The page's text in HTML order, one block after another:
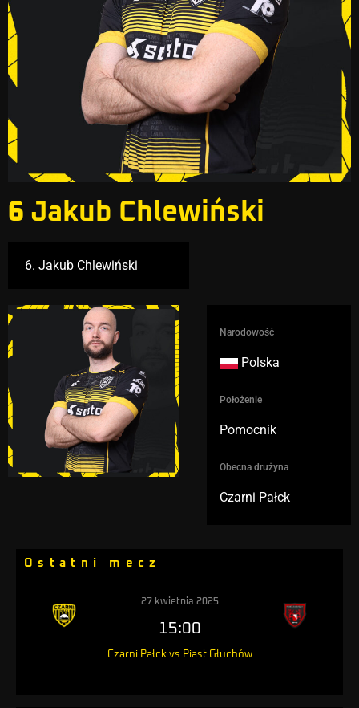
6 Jakub Chlewiński
Narodowość
Polska
Położenie
Pomocnik
Obecna drużyna
Czarni Pałck
Ostatni mecz
27 kwietnia 2025
15:00
Czarni Pałck vs Piast Głuchów